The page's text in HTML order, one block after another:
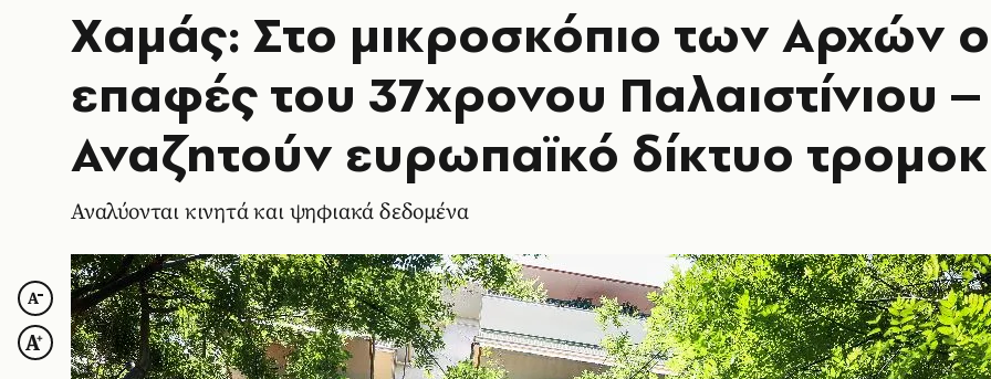
Χαμάς: Στο μικροσκόπιο των Αρχών
επαφές του 37χρονου Παλαιστίνιου –
Αναζητούν ευρωπαϊκό δίκτυο
Αναλύονται κινητά και ψηφιακά δεδομένα